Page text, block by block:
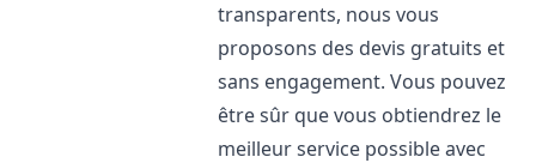
transparents, nous vous
proposons des devis gratuits et
sans engagement. Vous pouvez
être sûr que vous obtiendrez le
meilleur service possible avec